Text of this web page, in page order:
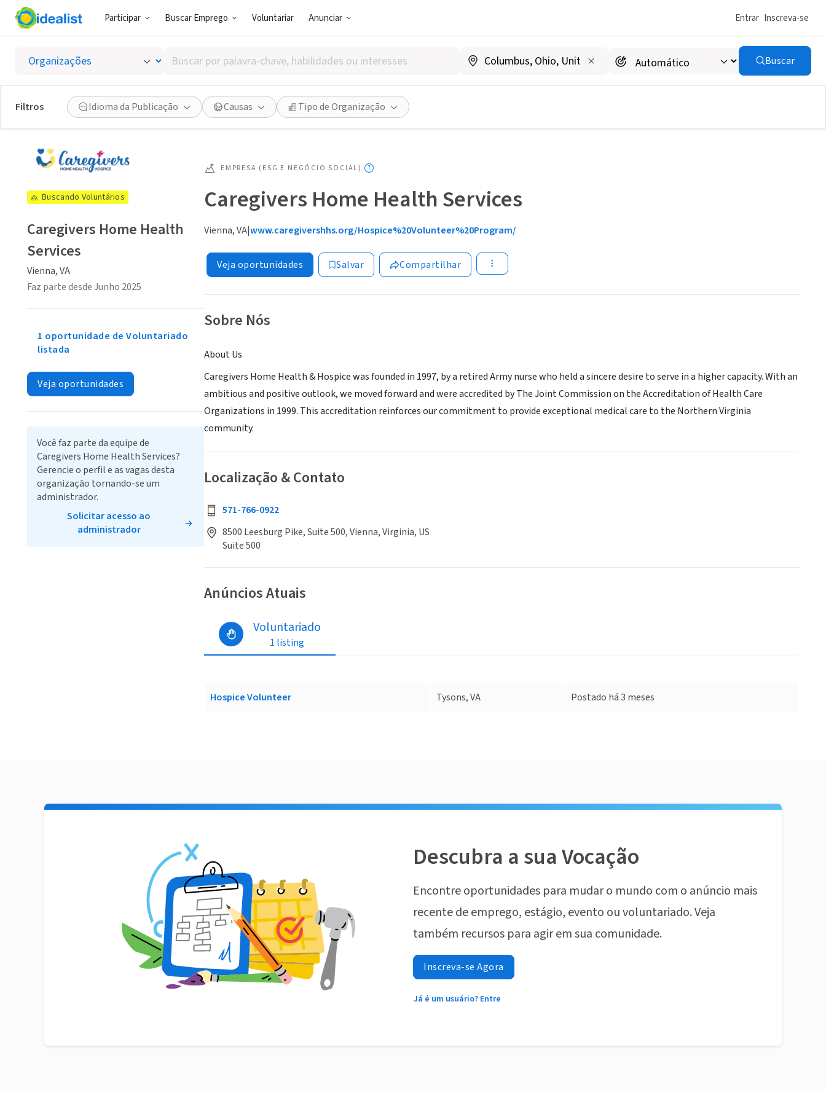
Participar Buscar Emprego Voluntariar Anunciar Entrar Inscreva-se
Buscar
por
palavra-
chave,
habilidades
ou
Buscar
Filtros Idioma da Publicação Causas Tipo de Organização
EMPRESA (ESG E NEGÓCIO SOCIAL)
Caregivers Home Health Services
Vienna, VA|www.caregivershhs.org/Hospice%20Volunteer%20Program/
Veja oportunidades Salvar Compartilhar
Sobre Nós
About Us
Caregivers Home Health & Hospice was founded in 1997, by a retired Army nurse who held a sincere desire to serve in a higher capacity. With an
ambitious and positive outlook, we moved forward and were accredited by The Joint Commission on the Accreditation of Health Care
Organizations in 1999. This accreditation reinforces our commitment to provide exceptional medical care to the Northern Virginia
community.
Localização & Contato
571-766-0922
8500 Leesburg Pike, Suite 500, Vienna, Virginia, US
Suite 500
Anúncios Atuais
Voluntariado
1 listing
Hospice Volunteer Tysons, VA Postado há 3 meses
Buscando Voluntários
Caregivers Home Health
Services
Vienna, VA
Faz parte desde Junho 2025
1 oportunidade de Voluntariado
listada
Veja oportunidades
Você faz parte da equipe de
Caregivers Home Health Services?
Gerencie o perfil e as vagas desta
organização tornando-se um
administrador.
Solicitar acesso ao
administrador
Descubra a sua Vocação
Encontre oportunidades para mudar o mundo com o anúncio mais
recente de emprego, estágio, evento ou voluntariado. Veja
também recursos para agir em sua comunidade.
Inscreva-se Agora
Já é um usuário? Entre